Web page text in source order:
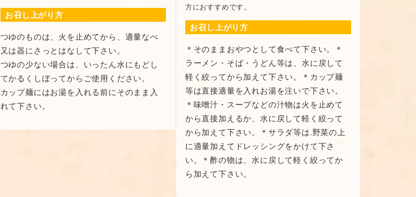
お召し上がり方
つゆのものは、火を止めてから、適量なべ
又は器にさっとはなして下さい。
つゆの少ない場合は、いったん水にもどし
てかるくしぼってからご使用ください。
カップ麺にはお湯を入れる前にそのまま入
れて下さい。
方におすすめです。
お召し上がり方
＊そのままおやつとして食べて下さい。＊
ラーメン・そば・うどん等は、水に戻して
軽く絞ってから加えて下さい。＊カップ麺
等は直接適量を入れお湯を注いで下さい。
＊味噌汁・スープなどの汁物は火を止めて
から直接加えるか、水に戻して軽く絞って
から加えて下さい。＊サラダ等は.野菜の上
に適量加えてドレッシングをかけて下さ
い。＊酢の物は、水に戻して軽く絞ってか
ら加えて下さい。